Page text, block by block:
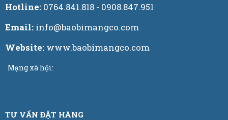
Hotline: 0764.841.818 - 0908.847.951
Email: info@baobimangco.com
Website: www.baobimangco.com
Mạng xã hội:
TƯ VẤN ĐẶT HÀNG